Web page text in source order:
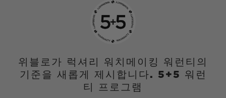
rarely employed in watchmaking: a 90-
degree helical worm gear. To create an
aesthetic balance with this helical gear,
which is visible at 10 o'clock, the balance,
made from anthracite ruthenium, was
moved to the dial side in a symmetrical
위블로가 럭셔리 워치메이킹 워런티의
기준을 새롭게 제시합니다. 5+5 워런
티 프로그램